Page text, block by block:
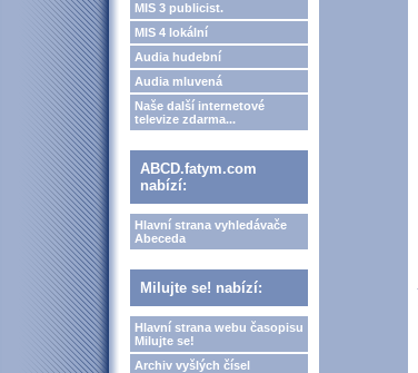
MIS 3 publicist.
MIS 4 lokální
Audia hudební
Audia mluvená
Naše další internetové
televize zdarma...
ABCD.fatym.com
nabízí:
Hlavní strana vyhledávače
Abeceda
Milujte se! nabízí:
Hlavní strana webu časopisu
Milujte se!
Archiv vyšlých čísel